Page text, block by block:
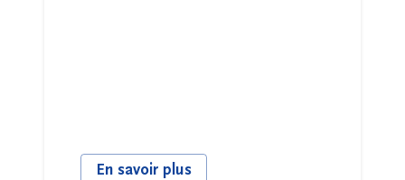
En savoir plus